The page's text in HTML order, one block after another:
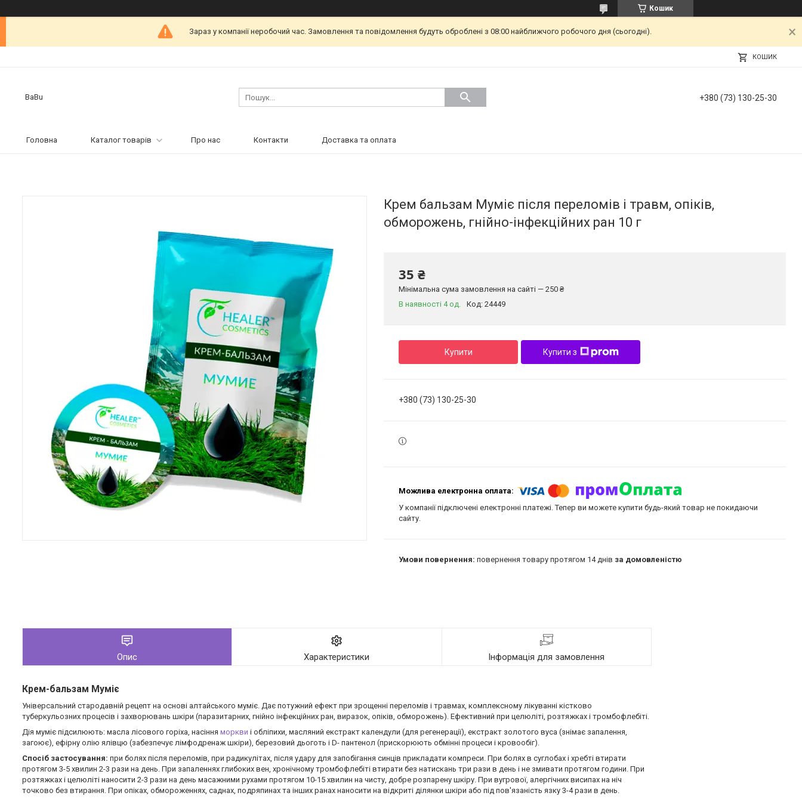
Кошик
Зараз у компанії неробочий час. Замовлення та повідомлення будуть оброблені з 08:00 найближчого робочого дня (сьогодні).
КОШИК
BaBu +380 (73) 130-25-30
Головна Каталог товарів Про нас Контакти Доставка та оплата
Крем бальзам Муміє після переломів і травм, опіків,
обморожень, гнійно-інфекційних ран 10 г
35 ₴
Мінімальна сума замовлення на сайті — 250 ₴
В наявності 4 од.
Код: 24449
Купити Купити з
+380 (73) 130-25-30
У компанії підключені електронні платежі. Тепер ви можете купити будь-який товар не покидаючи
сайту.
повернення товару протягом 14 днів за домовленістю
Опис Характеристики Інформація для замовлення
Крем-бальзам Муміє
Універсальний стародавній рецепт на основі алтайського муміє. Дає потужний ефект при зрощенні переломів і травмах, комплексному лікуванні кістково
туберкульозних процесів і захворювань шкіри (паразитарних, гнійно інфекційних ран, виразок, опіків, обморожень). Ефективний при целюліті, розтяжках і тромбофлебіті.
Дія муміє підсилюють: масла лісового горіха, насіння моркви і обліпихи, масляний екстракт календули (для регенерації), екстракт золотого вуса (знімає запалення,
загоює), ефірну олію ялівцю (забезпечує лімфодренаж шкіри), березовий дьоготь і D- пантенол (прискорюють обмінні процеси і кровообіг).
Спосіб застосування: при болях після переломів, при радикулітах, після удару для запобігання синців прикладати компреси. При болях в суглобах і хребті втирати
протягом 3-5 хвилин 2-3 рази на день. При запаленнях глибоких вен, хронічному тромбофлебіті втирати без натискань три рази в день і не змивати протягом години. При
розтяжках і целюліті наносити 2-3 рази на день масажними рухами протягом 10-15 хвилин на чисту, добре розпарену шкіру. При вугрової, алергічних висипах на ніч
точково без втирання. При опіках, обмороженнях, саднах, подряпинах та інших ранах наносити на відкриті ділянки шкіри або під пов'язаність язку 3-4 рази в день.